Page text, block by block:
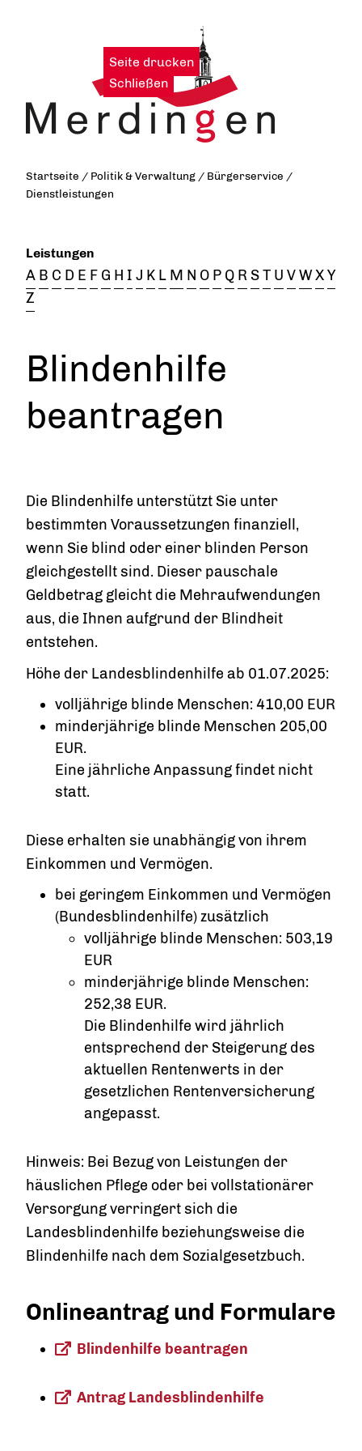
Seite drucken |
Schließen
Startseite / Politik & Verwaltung / Bürgerservice /
Dienstleistungen
Leistungen
A B C D E F G H I J K L M N O P Q R ST U VWXY
Z
Blindenhilfe
beantragen
Die Blindenhilfe unterstützt Sie unter
bestimmten Voraussetzungen finanziell,
wenn Sie blind oder einer blinden Person
gleichgestellt sind. Dieser pauschale
Geldbetrag gleicht die Mehraufwendungen
aus, die Ihnen aufgrund der Blindheit
entstehen.
Höhe der Landesblindenhilfe ab 01.07.2025:
volljährige blinde Menschen: 410,00 EUR
minderjährige blinde Menschen 205,00
EUR.
Eine jährliche Anpassung findet nicht
statt.
Diese erhalten sie unabhängig von ihrem
Einkommen und Vermögen.
bei geringem Einkommen und Vermögen
(Bundesblindenhilfe) zusätzlich
volljährige blinde Menschen: 503,19
EUR
minderjährige blinde Menschen:
252,38 EUR.
Die Blindenhilfe wird jährlich
entsprechend der Steigerung des
aktuellen Rentenwerts in der
gesetzlichen Rentenversicherung
angepasst.
Hinweis: Bei Bezug von Leistungen der
häuslichen Pflege oder bei vollstationärer
Versorgung verringert sich die
Landesblindenhilfe beziehungsweise die
Blindenhilfe nach dem Sozialgesetzbuch.
Onlineantrag und Formulare
Blindenhilfe beantragen
Antrag Landesblindenhilfe